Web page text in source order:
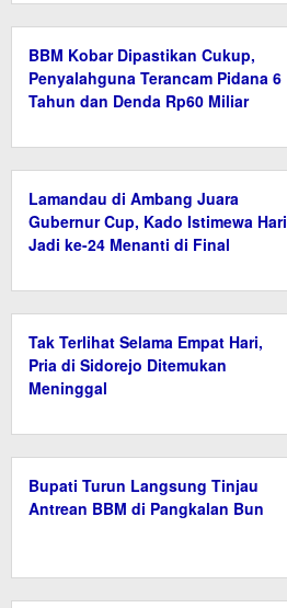
BBM Kobar Dipastikan Cukup,
Penyalahguna Terancam Pidana 6
Tahun dan Denda Rp60 Miliar
Lamandau di Ambang Juara
Gubernur Cup, Kado Istimewa Hari
Jadi ke-24 Menanti di Final
Tak Terlihat Selama Empat Hari,
Pria di Sidorejo Ditemukan
Meninggal
Bupati Turun Langsung Tinjau
Antrean BBM di Pangkalan Bun